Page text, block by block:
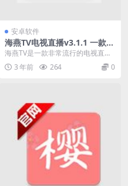
安卓软件
海燕TV电视直播v3.1.1 一款非
常流行的电视直播软件
海燕TV是一款非常流行的电视直播
软件。 这里有很多高质量、好看的
电视频道。 只需...
3 年前 264 0